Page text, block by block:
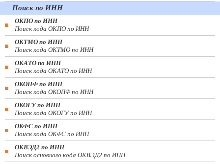
Поиск по ИНН
ОКПО по ИНН
Поиск кода ОКПО по ИНН
ОКТМО по ИНН
Поиск кода ОКТМО по ИНН
ОКАТО по ИНН
Поиск кода ОКАТО по ИНН
ОКОПФ по ИНН
Поиск кода ОКОПФ по ИНН
ОКОГУ по ИНН
Поиск кода ОКОГУ по ИНН
ОКФС по ИНН
Поиск кода ОКФС по ИНН
ОКВЭД2 по ИНН
Поиск основного кода ОКВЭД2 по ИНН